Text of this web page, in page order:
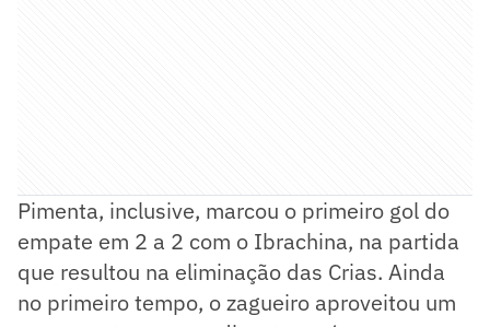
Pimenta, inclusive, marcou o primeiro gol do
empate em 2 a 2 com o Ibrachina, na partida
que resultou na eliminação das Crias. Ainda
no primeiro tempo, o zagueiro aproveitou um